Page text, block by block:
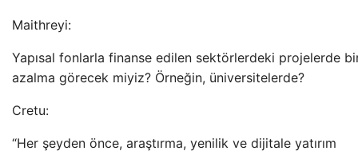
Maithreyi:
Yapısal fonlarla finanse edilen sektörlerdeki projelerde
azalma görecek miyiz? Örneğin, üniversitelerde?
Cretu:
“Her şeyden önce, araştırma, yenilik ve dijitale yatırım